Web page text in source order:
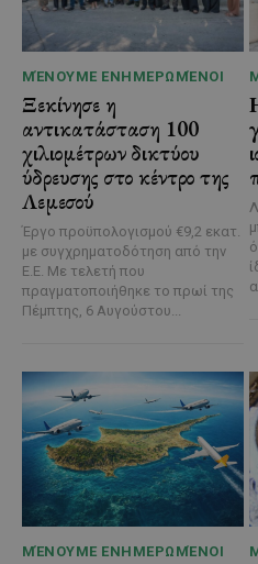
ΜΈΝΟΥΜΕ ΕΝΗΜΕΡΩΜΈΝΟΙ
Ξεκίνησε η
αντικατάσταση 100
χιλιομέτρων δικτύου
ύδρευσης στο κέντρο της
Λεμεσού
Έργο προϋπολογισμού €9,2 εκατ.
με συγχρηματοδότηση από την
Ε.Ε. Με τελετή που
πραγματοποιήθηκε το πρωί της
Πέμπτης, 6 Αυγούστου...
ΜΈΝΟΥΜΕ ΕΝΗΜΕΡΩΜΈΝΟΙ